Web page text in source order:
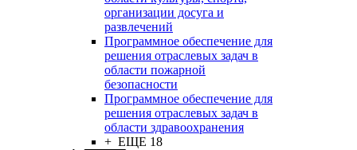
организации досуга и
развлечений
Программное обеспечение для
решения отраслевых задач в
области пожарной
безопасности
Программное обеспечение для
решения отраслевых задач в
области здравоохранения
+ ЕЩЕ 18